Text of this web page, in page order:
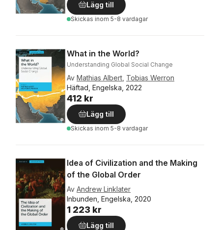
Lägg till
Skickas inom 5-8 vardagar
What in the World?
Understanding Global Social Change
Av Mathias Albert Tobias Werron
Häftad, Engelska, 2022
412 kr
Lägg till
Skickas inom 5-8 vardagar
Idea of Civilization and the Making
of the Global Order
Av Andrew Linklater
Inbunden, Engelska, 2020
1 223 kr
Lägg till